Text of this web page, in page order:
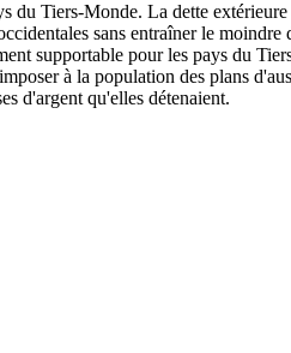
Tiers-Monde. La dette
sans entraîner le
supportable pour les pays du
à la population des plans
d'argent qu'elles détenaient.